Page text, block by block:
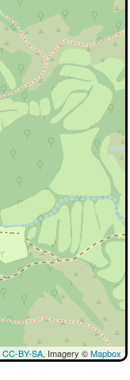
CC-BY-SA, Imagery ©Mapbox